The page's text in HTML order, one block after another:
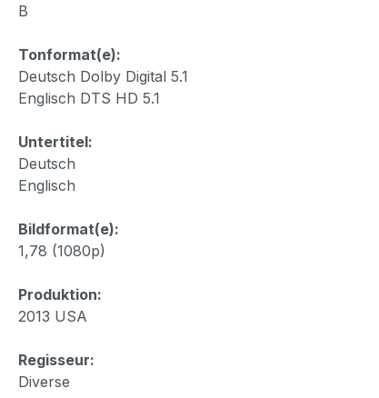
B
Tonformat(e):
Deutsch Dolby Digital 5.1
Englisch DTS HD 5.1
Untertitel:
Deutsch
Englisch
Bildformat(e):
1,78 (1080p)
Produktion:
2013 USA
Regisseur:
Diverse